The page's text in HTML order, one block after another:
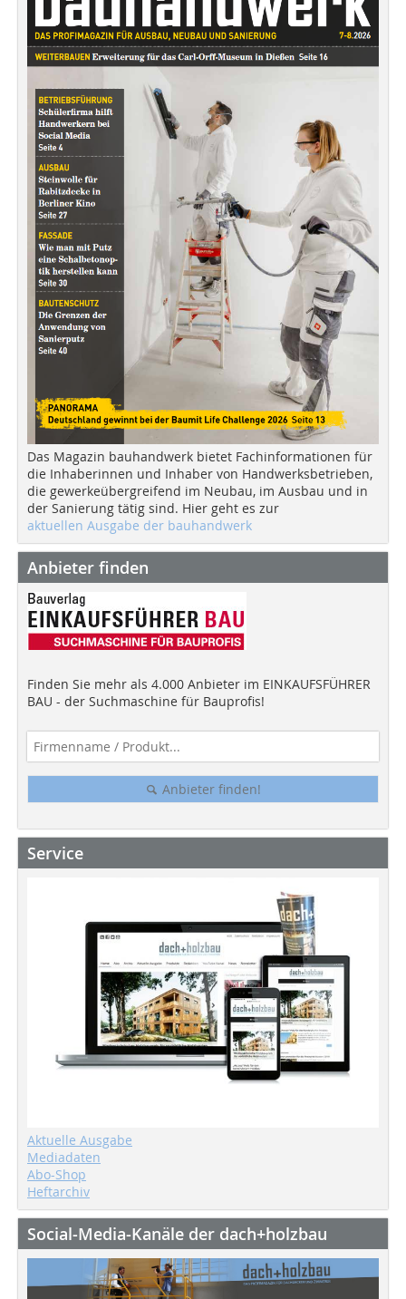
Das Magazin bauhandwerk bietet Fachinformationen für
die Inhaberinnen und Inhaber von Handwerksbetrieben,
die gewerkeübergreifend im Neubau, im Ausbau und in
der Sanierung tätig sind. Hier geht es zur
aktuellen Ausgabe der bauhandwerk
Anbieter finden
Finden Sie mehr als 4.000 Anbieter im EINKAUFSFÜHRER
BAU - der Suchmaschine für Bauprofis!
Anbieter finden!
Service
Aktuelle Ausgabe
Mediadaten
Abo-Shop
Heftarchiv
Social-Media-Kanäle der dach+holzbau